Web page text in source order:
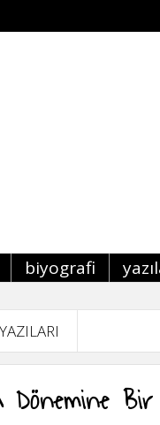
biyografi
Bir